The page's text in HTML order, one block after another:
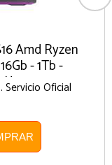
Amd Ryzen
- 1Tb -
Servicio Oficial